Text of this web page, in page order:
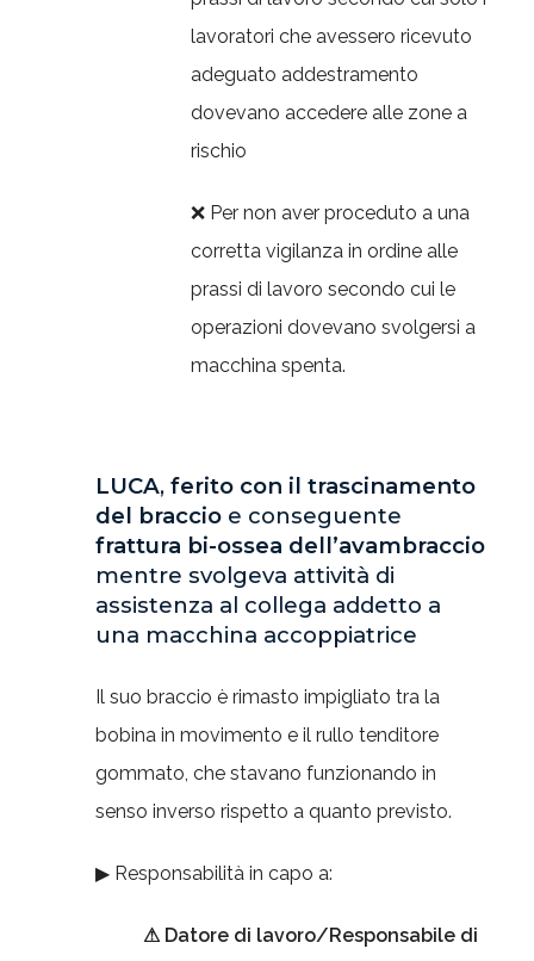
lavoratori che avessero ricevuto
adeguato addestramento
dovevano accedere alle zone a
rischio
❌ Per non aver proceduto a una
corretta vigilanza in ordine alle
prassi di lavoro secondo cui le
operazioni dovevano svolgersi a
macchina spenta.
LUCA, ferito con il trascinamento
del braccio e conseguente
frattura bi-ossea dell’avambraccio
mentre svolgeva attività di
assistenza al collega addetto a
una macchina accoppiatrice
Il suo braccio è rimasto impigliato tra la
bobina in movimento e il rullo tenditore
gommato, che stavano funzionando in
senso inverso rispetto a quanto previsto.
▶ Responsabilità in capo a:
⚠ Datore di lavoro/Responsabile di